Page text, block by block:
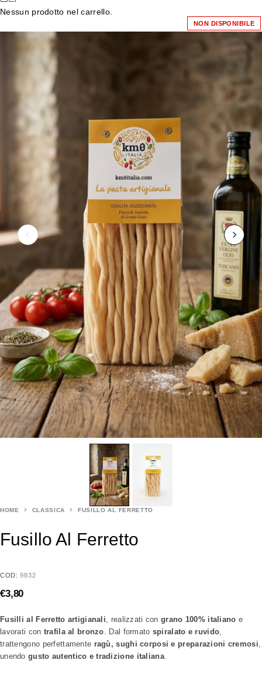
Nessun prodotto nel carrello.
NON DISPONIBILE
HOME CLASSICA FUSILLO AL FERRETTO
Fusillo Al Ferretto
COD:9832
€3,80
Fusilli al Ferretto artigianali , realizzati congrano 100% italiano e
lavorati con trafila al bronzo . Dal formato spiralato e ruvido
trattengono perfettamente ragù, sughi corposi e preparazioni cremosi
unendogusto autentico e tradizione italiana.